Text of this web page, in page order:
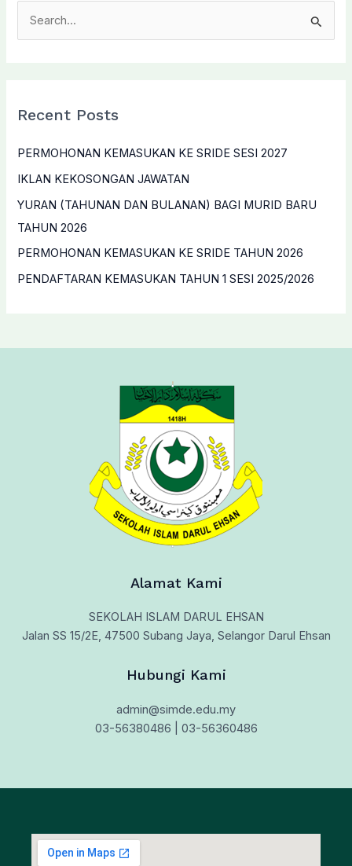
h
f
Recent Posts
PERMOHONAN KEMASUKAN KE SRIDE SESI 2027
IKLAN KEKOSONGAN JAWATAN
YURAN (TAHUNAN DAN BULANAN) BAGI MURID BARU
TAHUN 2026
PERMOHONAN KEMASUKAN KE SRIDE TAHUN 2026
PENDAFTARAN KEMASUKAN TAHUN 1 SESI 2025/2026
Alamat Kami
SEKOLAH ISLAM DARUL EHSAN
Jalan SS 15/2E, 47500 Subang Jaya, Selangor Darul Ehsan
Hubungi Kami
admin@simde.edu.my
03-56380486 | 03-56360486